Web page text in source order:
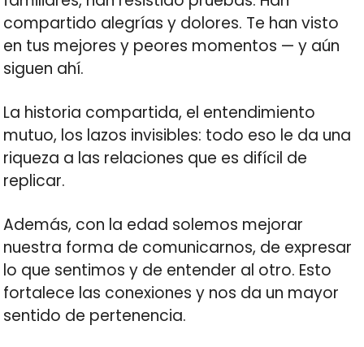
compartido alegrías y dolores. Te han visto
en tus mejores y peores momentos — y aún
siguen ahí.
La historia compartida, el entendimiento
mutuo, los lazos invisibles: todo eso le da una
riqueza a las relaciones que es difícil de
replicar.
Además, con la edad solemos mejorar
nuestra forma de comunicarnos, de expresar
lo que sentimos y de entender al otro. Esto
fortalece las conexiones y nos da un mayor
sentido de pertenencia.